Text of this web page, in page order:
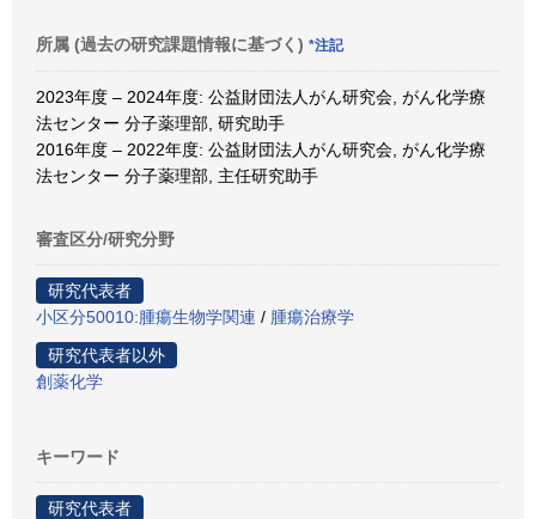
所属 (過去の研究課題情報に基づく) *注記
2023年度 – 2024年度: 公益財団法人がん研究会, がん化学療
法センター 分子薬理部, 研究助手
2016年度 – 2022年度: 公益財団法人がん研究会, がん化学療
法センター 分子薬理部, 主任研究助手
審査区分/研究分野
研究代表者
小区分50010:腫瘍生物学関連 / 腫瘍治療学
研究代表者以外
創薬化学
キーワード
研究代表者